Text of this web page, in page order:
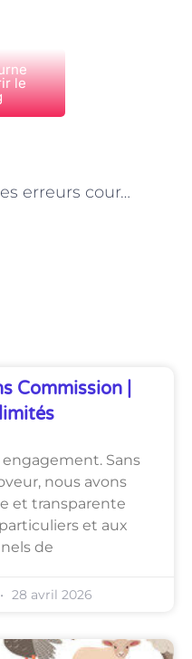
le
Les erreurs courantes à éviter lors de la pose de carrelage à Paris
Commission |
engagement. Sans
nous avons
et transparente
et aux
de
28 avril 2026